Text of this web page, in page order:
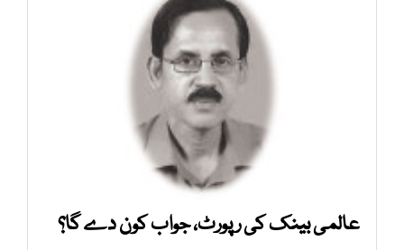
عالمی بینک کی رپورٹ، جواب کون دے گا؟